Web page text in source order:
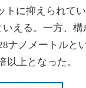
トに抑えられて
える。一方、
ナノメートルと
以上となった。